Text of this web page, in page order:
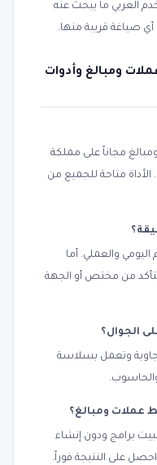
العربي ما يبحث عنه
أي صياغة قريبة منها.
ومبالغ وأدوات
مجاناً على مملكة
متاحة للجميع من
اليومي والعملي. أما
من مختص أو الجهة
الجوال؟
وتعمل بسلاسة
والحاسوب.
عملات ومبالغ؟
برامج ودون إنشاء
على النتيجة فوراً.